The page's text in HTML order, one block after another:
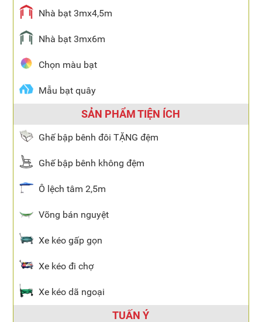
Nhà bạt 3mx4,5m
Nhà bạt 3mx6m
Chọn màu bạt
Mẫu bạt quây
SẢN PHẨM TIỆN ÍCH
Ghế bập bênh đôi TẶNG đệm
Ghế bập bênh không đệm
Ô lệch tâm 2,5m
Võng bán nguyệt
Xe kéo gấp gọn
Xe kéo đi chợ
Xe kéo dã ngoại
TUẤN Ý